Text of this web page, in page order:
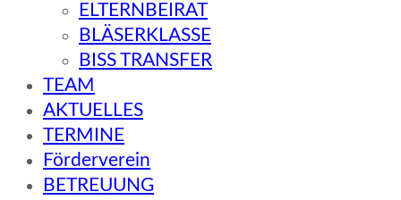
ELTERNBEIRAT
BLÄSERKLASSE
BISS TRANSFER
TEAM
AKTUELLES
TERMINE
Förderverein
BETREUUNG